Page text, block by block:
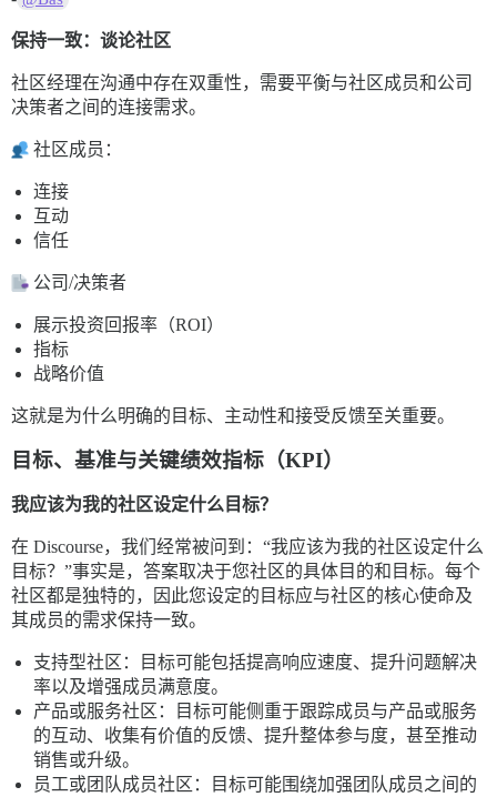
保持一致：谈论社区
社区经理在沟通中存在双重性，需要平衡与社区成员和公司
决策者之间的连接需求。
社区成员：
连接
互动
信任
公司/决策者
展示投资回报率（ROI）
指标
战略价值
这就是为什么明确的目标、主动性和接受反馈至关重要。
目标、基准与关键绩效指标（KPI）
我应该为我的社区设定什么目标？
在 Discourse，我们经常被问到：“我应该为我的社区设定什么
目标？”事实是，答案取决于您社区的具体目的和目标。每个
社区都是独特的，因此您设定的目标应与社区的核心使命及
其成员的需求保持一致。
支持型社区：目标可能包括提高响应速度、提升问题解决
率以及增强成员满意度。
产品或服务社区：目标可能侧重于跟踪成员与产品或服务
的互动、收集有价值的反馈、提升整体参与度，甚至推动
销售或升级。
员工或团队成员社区：目标可能围绕加强团队成员之间的